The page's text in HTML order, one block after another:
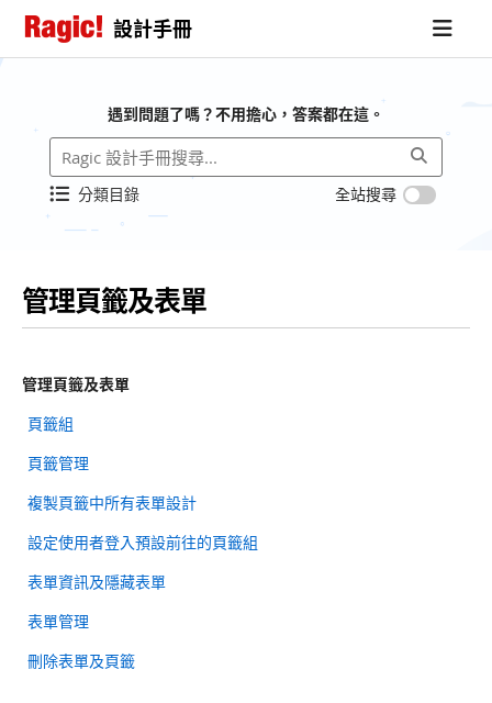
設計手冊
遇到問題了嗎？不用擔心，答案都在這。
分類目錄 全站搜尋
管理頁籤及表單
管理頁籤及表單
頁籤組
頁籤管理
複製頁籤中所有表單設計
設定使用者登入預設前往的頁籤組
表單資訊及隱藏表單
表單管理
刪除表單及頁籤